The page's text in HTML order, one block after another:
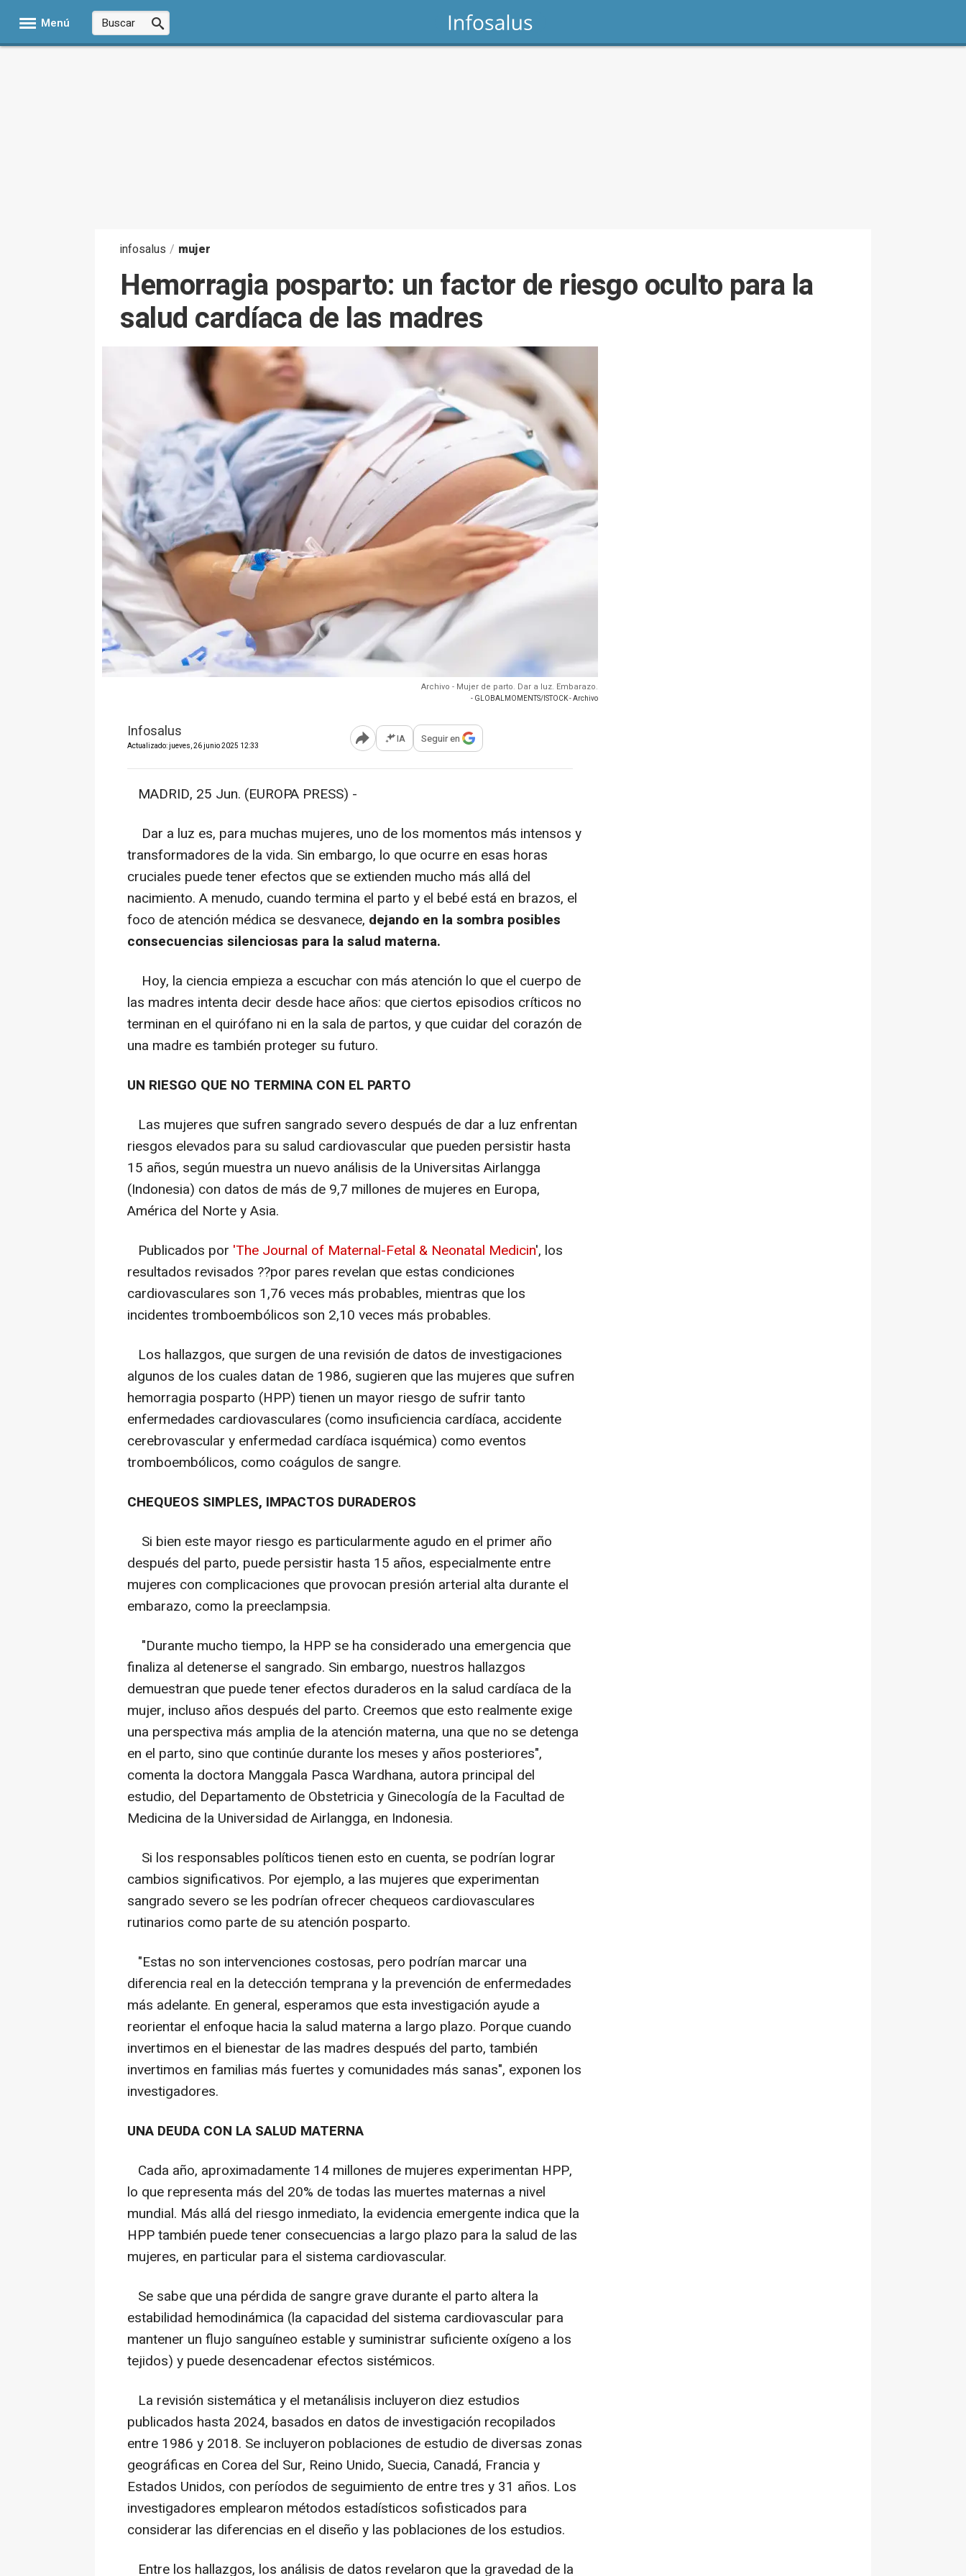
Menú
infosalus / mujer
Hemorragia posparto: un factor de riesgo oculto para la
salud cardíaca de las madres
Archivo - Mujer de parto. Dar a luz. Embarazo.
- GLOBALMOMENTS/ISTOCK - Archivo
Infosalus
Actualizado: jueves, 26 junio 2025 12:33 Abrir opciones para compartir
IA Seguir en
MADRID, 25 Jun. (EUROPA PRESS) -
Dar a luz es, para muchas mujeres, uno de los momentos más intensos y
transformadores de la vida. Sin embargo, lo que ocurre en esas horas
cruciales puede tener efectos que se extienden mucho más allá del
nacimiento. A menudo, cuando termina el parto y el bebé está en brazos, el
foco de atención médica se desvanece, dejando en la sombra posibles
consecuencias silenciosas para la salud materna.
Hoy, la ciencia empieza a escuchar con más atención lo que el cuerpo de
las madres intenta decir desde hace años: que ciertos episodios críticos no
terminan en el quirófano ni en la sala de partos, y que cuidar del corazón de
una madre es también proteger su futuro.
UN RIESGO QUE NO TERMINA CON EL PARTO
Las mujeres que sufren sangrado severo después de dar a luz enfrentan
riesgos elevados para su salud cardiovascular que pueden persistir hasta
15 años, según muestra un nuevo análisis de la Universitas Airlangga
(Indonesia) con datos de más de 9,7 millones de mujeres en Europa,
América del Norte y Asia.
Publicados por 'The Journal of Maternal-Fetal & Neonatal Medicin', los
resultados revisados ??por pares revelan que estas condiciones
cardiovasculares son 1,76 veces más probables, mientras que los
incidentes tromboembólicos son 2,10 veces más probables.
Los hallazgos, que surgen de una revisión de datos de investigaciones
algunos de los cuales datan de 1986, sugieren que las mujeres que sufren
hemorragia posparto (HPP) tienen un mayor riesgo de sufrir tanto
enfermedades cardiovasculares (como insuficiencia cardíaca, accidente
cerebrovascular y enfermedad cardíaca isquémica) como eventos
tromboembólicos, como coágulos de sangre.
CHEQUEOS SIMPLES, IMPACTOS DURADEROS
Si bien este mayor riesgo es particularmente agudo en el primer año
después del parto, puede persistir hasta 15 años, especialmente entre
mujeres con complicaciones que provocan presión arterial alta durante el
embarazo, como la preeclampsia.
"Durante mucho tiempo, la HPP se ha considerado una emergencia que
finaliza al detenerse el sangrado. Sin embargo, nuestros hallazgos
demuestran que puede tener efectos duraderos en la salud cardíaca de la
mujer, incluso años después del parto. Creemos que esto realmente exige
una perspectiva más amplia de la atención materna, una que no se detenga
en el parto, sino que continúe durante los meses y años posteriores",
comenta la doctora Manggala Pasca Wardhana, autora principal del
estudio, del Departamento de Obstetricia y Ginecología de la Facultad de
Medicina de la Universidad de Airlangga, en Indonesia.
Si los responsables políticos tienen esto en cuenta, se podrían lograr
cambios significativos. Por ejemplo, a las mujeres que experimentan
sangrado severo se les podrían ofrecer chequeos cardiovasculares
rutinarios como parte de su atención posparto.
"Estas no son intervenciones costosas, pero podrían marcar una
diferencia real en la detección temprana y la prevención de enfermedades
más adelante. En general, esperamos que esta investigación ayude a
reorientar el enfoque hacia la salud materna a largo plazo. Porque cuando
invertimos en el bienestar de las madres después del parto, también
invertimos en familias más fuertes y comunidades más sanas", exponen los
investigadores.
UNA DEUDA CON LA SALUD MATERNA
Cada año, aproximadamente 14 millones de mujeres experimentan HPP,
lo que representa más del 20% de todas las muertes maternas a nivel
mundial. Más allá del riesgo inmediato, la evidencia emergente indica que la
HPP también puede tener consecuencias a largo plazo para la salud de las
mujeres, en particular para el sistema cardiovascular.
Se sabe que una pérdida de sangre grave durante el parto altera la
estabilidad hemodinámica (la capacidad del sistema cardiovascular para
mantener un flujo sanguíneo estable y suministrar suficiente oxígeno a los
tejidos) y puede desencadenar efectos sistémicos.
La revisión sistemática y el metanálisis incluyeron diez estudios
publicados hasta 2024, basados en datos de investigación recopilados
entre 1986 y 2018. Se incluyeron poblaciones de estudio de diversas zonas
geográficas en Corea del Sur, Reino Unido, Suecia, Canadá, Francia y
Estados Unidos, con períodos de seguimiento de entre tres y 31 años. Los
investigadores emplearon métodos estadísticos sofisticados para
considerar las diferencias en el diseño y las poblaciones de los estudios.
Entre los hallazgos, los análisis de datos revelaron que la gravedad de la